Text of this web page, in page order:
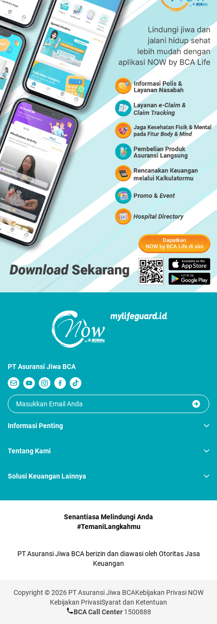
PT Asuransi Jiwa BCA
Informasi Penting
Tentang Kami
Solusi Keuangan Lainnya
Senantiasa Melindungi Anda
#TemaniLangkahmu
PT Asuransi Jiwa BCA berizin dan diawasi oleh Otoritas Jasa
Keuangan
Copyright © 2026 PT Asuransi Jiwa BCAKebijakan Privasi NOW
Kebijakan PrivasiSyarat dan Ketentuan
BCA Call Center 1500888